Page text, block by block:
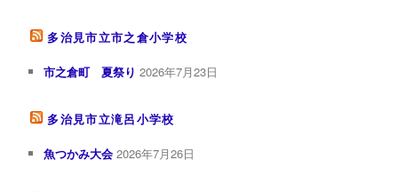
多治見市立市之倉小学校
市之倉町 夏祭り 2026年7月23日
多治見市立滝呂小学校
魚つかみ大会 2026年7月26日